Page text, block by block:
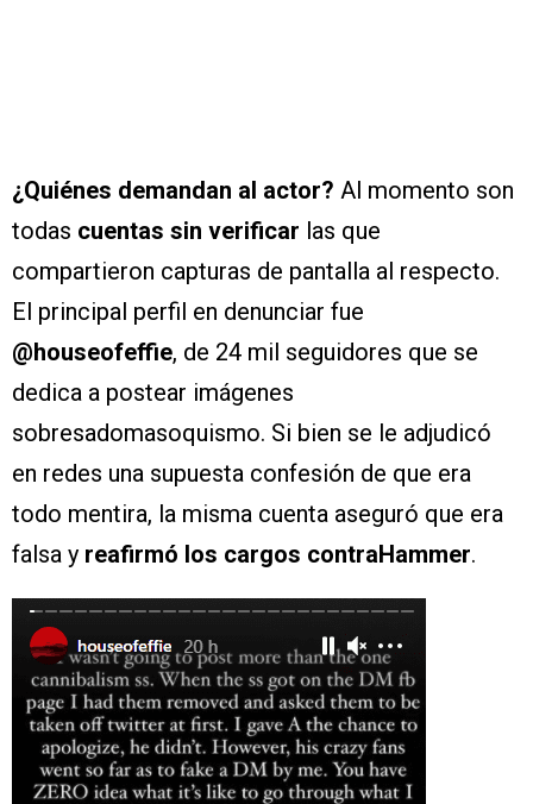
¿Quiénes demandan al actor? Al momento son
todas cuentas sin verificar las que
compartieron capturas de pantalla al respecto.
El principal perfil en denunciar fue
@houseofeffie, de 24 mil seguidores que se
dedica a postear imágenes
sobresadomasoquismo. Si bien se le adjudicó
en redes una supuesta confesión de que era
todo mentira, la misma cuenta aseguró que era
falsa y reafirmó los cargos contraHammer.